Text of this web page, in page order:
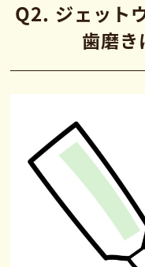
Q2. ジェット
歯磨き